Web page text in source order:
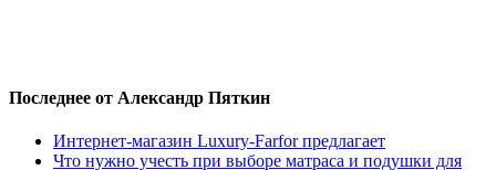
Последнее от Александр Пяткин
Интернет-магазин Luxury-Farfor предлагает
Что нужно учесть при выборе матраса и подушки для